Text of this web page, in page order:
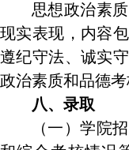
思想政治素
现实表现，内容
遵纪守法、诚实
政治素质和品德考
八、录取
（一）学院